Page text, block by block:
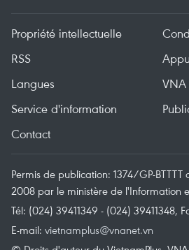
Propriété intellectuelle
RSS
Langues
VNA
Service d'information
Contact
Permis de publication: 1374/GP-BTTTT
2008 par le ministère de l'Information
Tél: (024) 39411349 - (024) 39411348,
E-mail: vietnamplus@vnanet.vn